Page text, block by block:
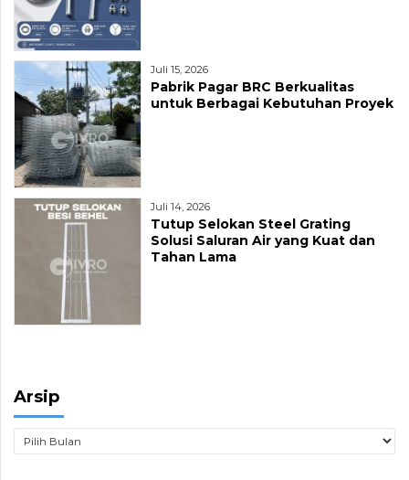
Juli 15, 2026
Pabrik Pagar BRC Berkualitas
untuk Berbagai Kebutuhan Proyek
Juli 14, 2026
Tutup Selokan Steel Grating
Solusi Saluran Air yang Kuat dan
Tahan Lama
Arsip